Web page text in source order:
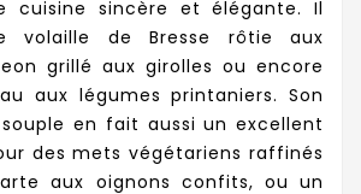
cuisine sincère et élégante. Il
volaille de Bresse rôtie aux
grillé aux girolles ou encore
aux légumes printaniers. Son
en fait aussi un excellent
des mets végétariens raffinés
aux oignons confits, ou un